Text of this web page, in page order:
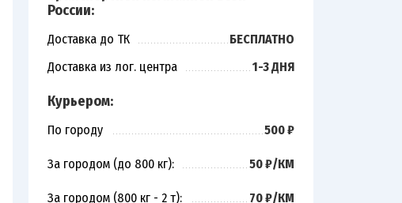
России:
Доставка до ТК
БЕСПЛАТНО
Доставка из лог. центра
1-3 ДНЯ
Курьером:
По городу 500 ₽
За городом (до 800 кг): 50 ₽/КМ
За городом (800 кг - 2 т): 70 ₽/КМ